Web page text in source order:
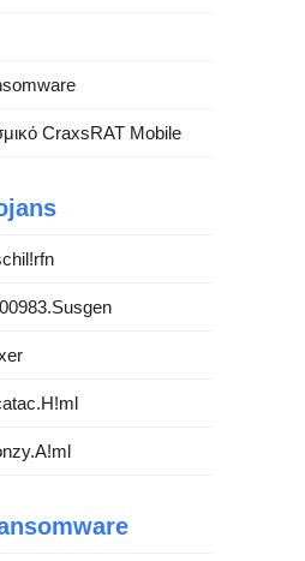
CraxsRAT Mobile